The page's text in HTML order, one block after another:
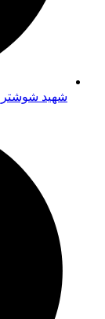
شهید